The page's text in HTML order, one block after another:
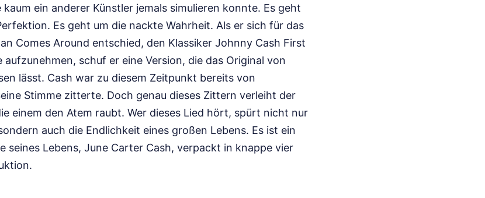
ein anderer Künstler jemals simulieren konnte. Es geht
Es geht um die nackte Wahrheit. Als er sich für das
Comes Around entschied, den Klassiker Johnny Cash First
aufzunehmen, schuf er eine Version, die das Original von
lässt. Cash war zu diesem Zeitpunkt bereits von
Stimme zitterte. Doch genau dieses Zittern verleiht der
einem den Atem raubt. Wer dieses Lied hört, spürt nicht nur
auch die Endlichkeit eines großen Lebens. Es ist ein
seines Lebens, June Carter Cash, verpackt in knappe vier